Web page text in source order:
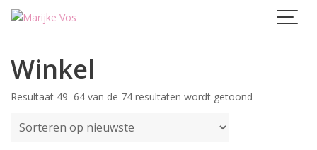
Skip
Winkel
Resultaat 49–64 van de 74 resultaten wordt getoond